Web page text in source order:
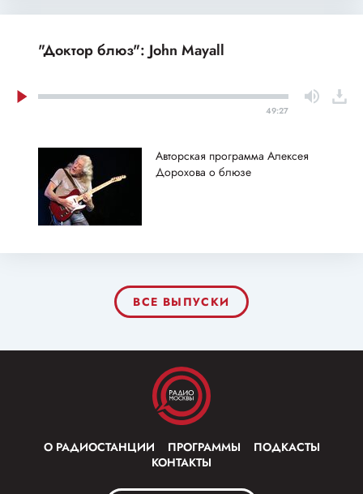
"Доктор блюз": John Mayall
49:27
Авторская программа Алексея
Дорохова о блюзе
ВСЕ ВЫПУСКИ
О РАДИОСТАНЦИИ ПРОГРАММЫ
ПОДКАСТЫ
КОНТАКТЫ